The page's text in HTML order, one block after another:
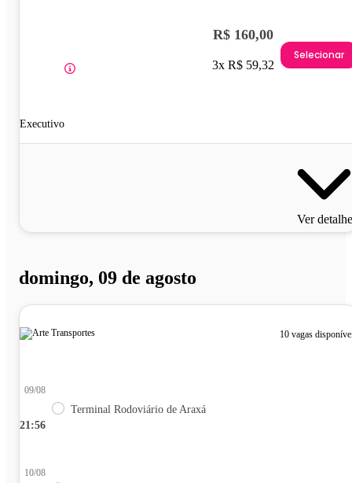
Executivo
R$ 160,00
3x R$ 59,32
Selecionar
Ver
domingo, 09 de agosto
10 vagas
21:56
09/08
Terminal Rodoviário de Araxá
10/08